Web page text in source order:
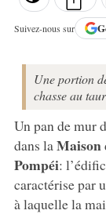
Suivez-nous sur
Une portion
chasse au
Un pan de mur
dans la Maison
Pompéi:
caractérise par
à laquelle la